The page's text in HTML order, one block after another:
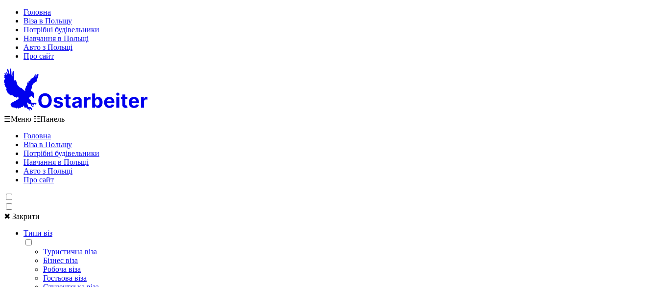
Головна
Віза в Польщу
Потрібні будівельники
Навчання в Польщі
Авто з Польщі
Про сайт
☰Меню ☷Панель
Головна
Віза в Польщу
Потрібні будівельники
Навчання в Польщі
Авто з Польщі
Про сайт
✖ Закрити
Типи віз
Туристична віза
Бізнес віза
Робоча віза
Гостьова віза